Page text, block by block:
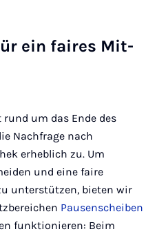
ein fai­res Mit­
um das Ende des
Nachfrage nach
erheblich zu. Um
und eine faire
unterstützen, bieten wir
Pausenscheiben
funktionieren: Beim